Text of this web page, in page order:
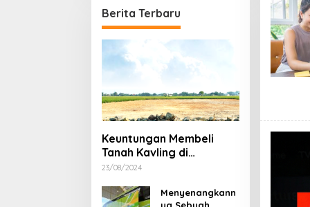
Berita Terbaru
Keuntungan Membeli
Tanah Kavling di
Sukoharjo
23/08/2024
Menyenangkann
ya Sebuah